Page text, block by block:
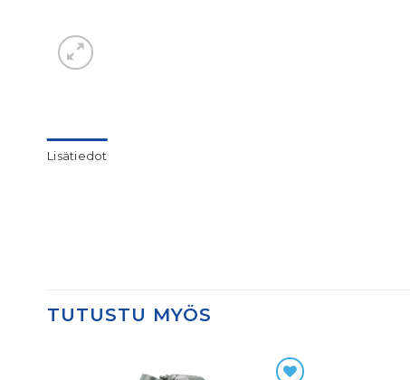
Lisätiedot
TUTUSTU MYÖS